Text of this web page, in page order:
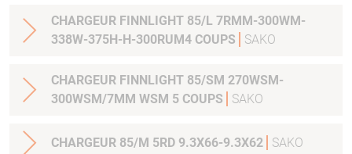
CHARGEUR FINNLIGHT 85/L 7RMM-300WM-
338W-375H-H-300RUM4 COUPS
SAKO
CHARGEUR FINNLIGHT 85/SM 270WSM-
300WSM/7MM WSM 5 COUPS
SAKO
CHARGEUR 85/M 5RD 9.3X66-9.3X62 SAKO